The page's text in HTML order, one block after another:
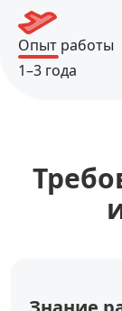
Опыт работы
1–3 года